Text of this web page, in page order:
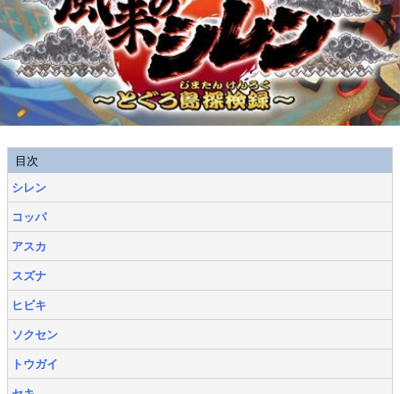
目次
シレン
コッパ
アスカ
スズナ
ヒビキ
ソクセン
トウガイ